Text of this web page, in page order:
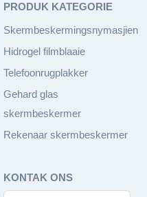
PRODUK KATEGORIE
Skermbeskermingsnymasjien
Hidrogel filmblaaie
Telefoonrugplakker
Gehard glas
skermbeskermer
Rekenaar skermbeskermer
KONTAK ONS